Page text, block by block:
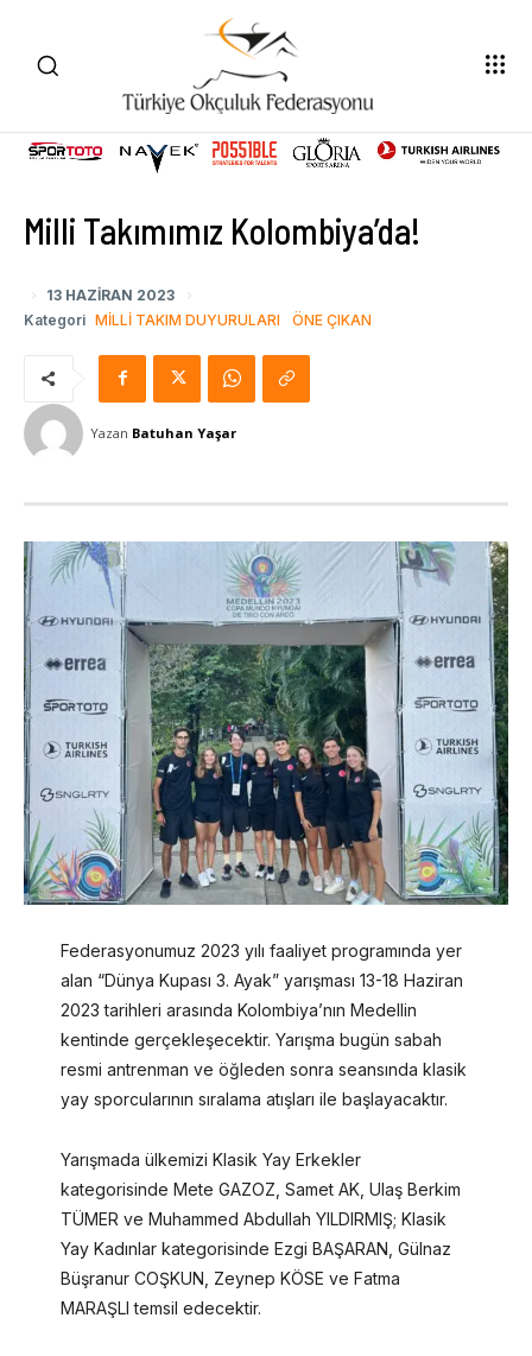
Milli Takımımız Kolombiya’da!
13 HAZIRAN 2023
Kategori MILLI TAKIM DUYURULARI ÖNE ÇIKAN
Yazan Batuhan Yaşar
Federasyonumuz 2023 yılı faaliyet programında yer
alan “Dünya Kupası 3. Ayak” yarışması 13-18 Haziran
2023 tarihleri arasında Kolombiya’nın Medellin
kentinde gerçekleşecektir. Yarışma bugün sabah
resmi antrenman ve öğleden sonra seansında klasik
yay sporcularının sıralama atışları ile başlayacaktır.
Yarışmada ülkemizi Klasik Yay Erkekler
kategorisinde Mete GAZOZ, Samet AK, Ulaş Berkim
TÜMER ve Muhammed Abdullah YILDIRMIŞ; Klasik
Yay Kadınlar kategorisinde Ezgi BAŞARAN, Gülnaz
Büşranur COŞKUN, Zeynep KÖSE ve Fatma
MARAŞLI temsil edecektir.